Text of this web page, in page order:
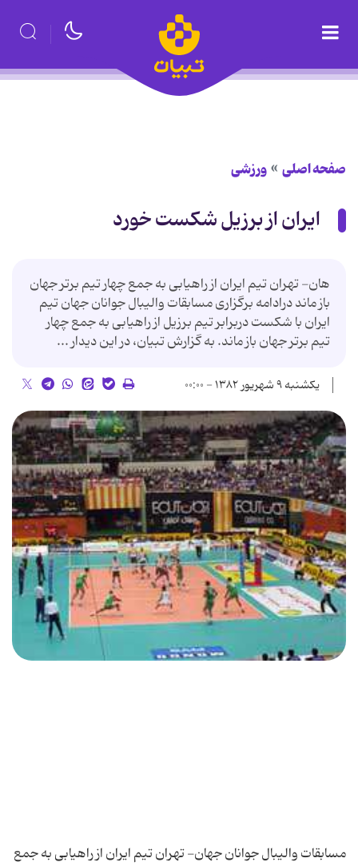
صفحه اصلی ورزشی
ایران از برزیل شكست خورد
هان- تهران تیم ایران از راهیابی به جمع چهار تیم برتر جهان
باز ماند درادامه برگزاری مسابقات والیبال جوانان جهان تیم
ایران با شكست دربرابر تیم برزیل از راهیابی به جمع چهار
تیم برتر جهان باز ماند. به گزارش تبیان، در این دیدار ...
یکشنبه ۹ شهریور ۱۳۸۲ - ۰۰:۰۰
مسابقات والیبال جوانان جهان- تهران تیم ایران از راهیابی به جمع